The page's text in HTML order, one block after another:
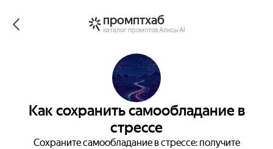
промптхаб
каталог промптов Алисы AI
Как сохранить самообладание в
стрессе
Сохраните самообладание в стрессе: получите